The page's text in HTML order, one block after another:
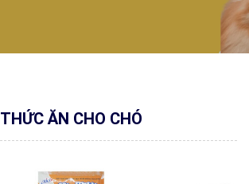
THỨC ĂN CHO CHÓ